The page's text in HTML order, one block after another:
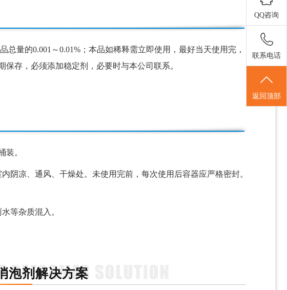
总量的0.001 ～0.01%；本品如稀释需立即使用，最好当天使用完，
存，必须添加稳定剂，必要时与本公司联系。
装。
阴凉、通风、干燥处。未使用完前，每次使用后容器应严格密封。
等杂质混入。
泡剂解决方案
QQ咨询
联系电话
返回顶部